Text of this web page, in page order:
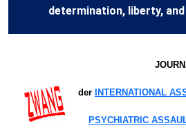
determination, liberty,
der INTERNATIONAL
PSYCHIATRIC